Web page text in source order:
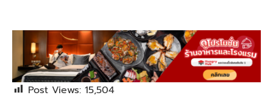
Post Views: 15,504